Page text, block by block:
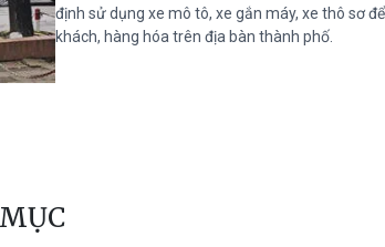
định sử dụng xe mô tô, xe gắn máy, xe thô sơ
khách, hàng hóa trên địa bàn thành phố.